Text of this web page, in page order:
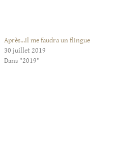
Après…il me faudra un flingue
30 juillet 2019
Dans "2019"